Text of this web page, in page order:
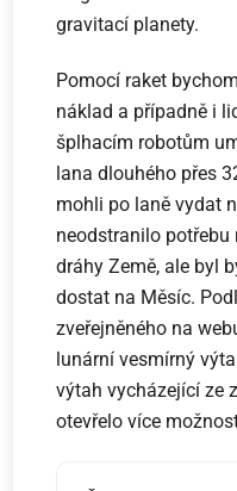
gravitací planety.
Pomocí raket
náklad a případně i
šplhacím robotům
lana dlouhého přes
mohli po laně vydat
neodstranilo potřebu
dráhy Země, ale byl
dostat na Měsíc.
zveřejněného na
lunární vesmírný
výtah vycházející ze
otevřelo více